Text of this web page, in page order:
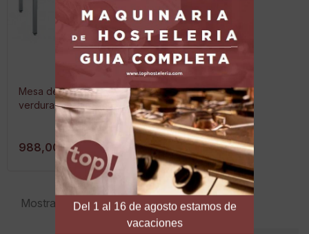
Mesa de preparación de
verduras
988,00 €
Mostrando 1-3 de 3 artículo(s)